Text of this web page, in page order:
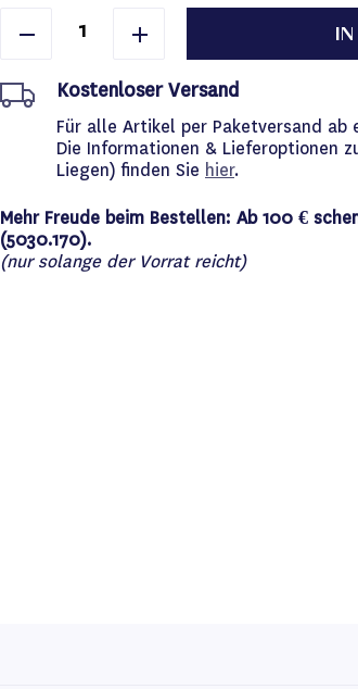
IN
Kostenloser Versand
Für alle Artikel per Paketversand ab
Die Informationen & Lieferoptionen
Liegen) finden Sie hier.
Mehr Freude beim Bestellen: Ab 100 €
(5030.170).
(nur solange der Vorrat reicht)